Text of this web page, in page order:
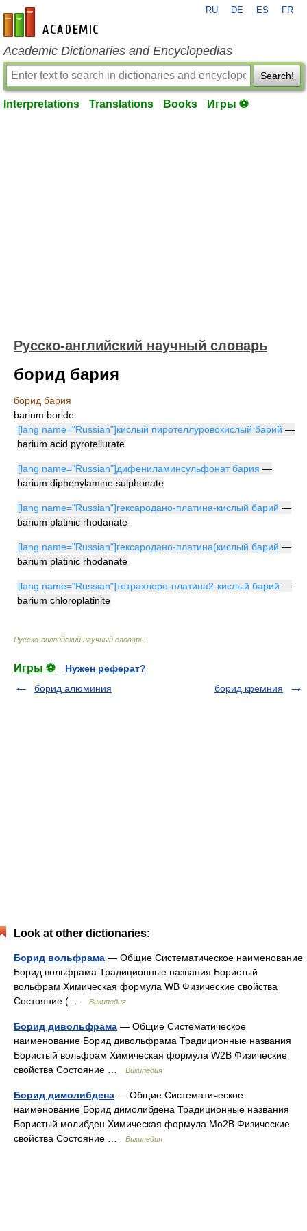
en-academic.com
RU DE ES FR
Academic Dictionaries and Encyclopedias
Search!
Interpretations Translations Books Игры ⚽
Русско-английский научный словарь
борид бария
борид бария
barium boride
[lang name="Russian"]кислый пиротеллуровокислый барий —
barium acid pyrotellurate
[lang name="Russian"]дифениламинсульфонат бария —
barium diphenylamine sulphonate
[lang name="Russian"]гексародано-платина-кислый барий —
barium platinic rhodanate
[lang name="Russian"]гексародано-платина(кислый барий —
barium platinic rhodanate
[lang name="Russian"]тетрахлоро-платина2-кислый барий —
barium chloroplatinite
Русско-английский научный словарь
Игры ⚽
Нужен реферат?
борид алюминия
борид кремния
Look at other dictionaries:
Борид вольфрама — Общие Систематическое наименование
Борид вольфрама Традиционные названия Бористый
вольфрам Химическая формула WB Физические свойства
Состояние ( …
Википедия
Борид дивольфрама — Общие Систематическое
наименование Борид дивольфрама Традиционные названия
Бористый вольфрам Химическая формула W2B Физические
свойства Состояние …
Википедия
Борид димолибдена — Общие Систематическое
наименование Борид димолибдена Традиционные названия
Бористый молибден Химическая формула Mo2B Физические
свойства Состояние …
Википедия